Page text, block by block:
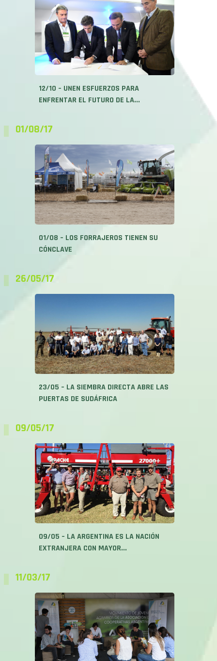
12/10 – UNEN ESFUERZOS PARA
ENFRENTAR EL FUTURO DE LA...
01/08/17
01/08 – LOS FORRAJEROS TIENEN SU
CÓNCLAVE
26/05/17
23/05 – LA SIEMBRA DIRECTA ABRE LAS
PUERTAS DE SUDÁFRICA
09/05/17
09/05 – LA ARGENTINA ES LA NACIÓN
EXTRANJERA CON MAYOR...
11/03/17